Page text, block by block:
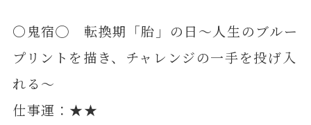
〇鬼宿◯ 転換期「胎」の日～人生のブルー
プリントを描き、チャレンジの一手を投げ入
れる～
仕事運：★★